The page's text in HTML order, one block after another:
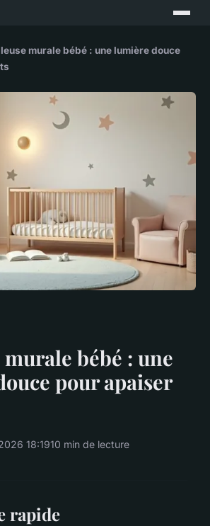
murale bébé : une lumière douce
bébé : une
pour apaiser
18:1910 min de lecture
rapide